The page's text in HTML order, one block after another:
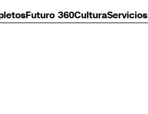
Futuro 360CulturaServicios